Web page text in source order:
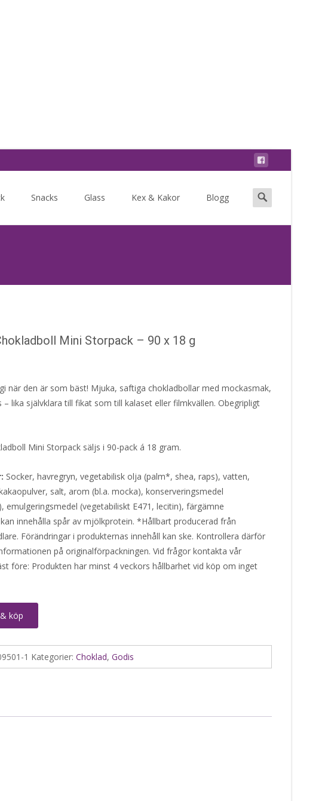
Snacks Glass Kex & Kakor Blogg
Search
for:
Mini Storpack – 90 x 18 g
när den är som bäst! Mjuka, saftiga chokladbollar med mockasmak,
– lika självklara till fikat som till kalaset eller filmkvällen. Obegripligt
Mini Storpack säljs i 90-pack á 18 gram.
Socker, havregryn, vegetabilisk olja (palm*, shea, raps), vatten,
salt, arom (bl.a. mocka), konserveringsmedel
emulgeringsmedel (vegetabiliskt E471, lecitin), färgämne
innehålla spår av mjölkprotein. *Hållbart producerad från
Förändringar i produkternas innehåll kan ske. Kontrollera därför
på originalförpackningen. Vid frågor kontakta vår
före: Produkten har minst 4 veckors hållbarhet vid köp om inget
köp
1 Kategorier: Choklad, Godis